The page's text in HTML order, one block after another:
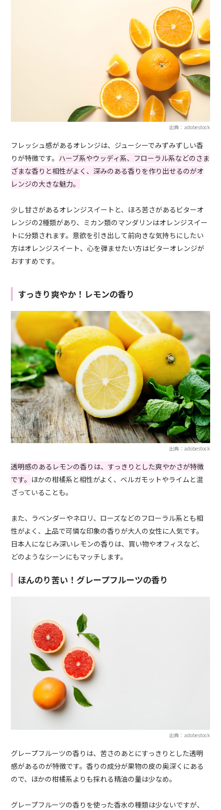
出典：adobestock
フレッシュ感があるオレンジは、ジューシーでみずみずしい香
りが特徴です。 ハーブ系やウッディ系、フローラル系などのさま
ざまな香りと相性がよく、深みのある香りを作り出せるのがオ
レンジの大きな魅力。
少し甘さがあるオレンジスイートと、ほろ苦さがあるビターオ
レンジの2種類があり、ミカン類のマンダリンはオレンジスイー
トに分類されます。意欲を引き出して前向きな気持ちにしたい
方はオレンジスイート、心を弾ませたい方はビターオレンジが
おすすめです。
すっきり爽やか！レモンの香り
出典：adobestock
透明感のあるレモンの香りは、すっきりとした爽やかさが特徴
です。 ほかの柑橘系と相性がよく、ベルガモットやライムと混
ざっていることも。
また、ラベンダーやネロリ、ローズなどのフローラル系とも相
性がよく、上品で可憐な印象の香りが大人の女性に人気です。
日本人になじみ深いレモンの香りは、買い物やオフィスなど、
どのようなシーンにもマッチします。
ほんのり苦い！グレープフルーツの香り
出典：adobestock
グレープフルーツの香りは、苦さのあとにすっきりとした透明
感があるのが特徴です。香りの成分が果物の皮の奥深くにある
ので、ほかの柑橘系よりも採れる精油の量は少なめ。
グレープフルーツの香りを使った香水の種類は少ないですが、